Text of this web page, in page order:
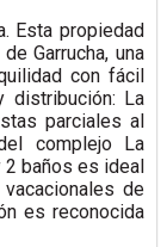
Esta propiedad
Garrucha, una
con fácil
distribución: La
parciales al
complejo La
2 baños es ideal
de
es reconocida